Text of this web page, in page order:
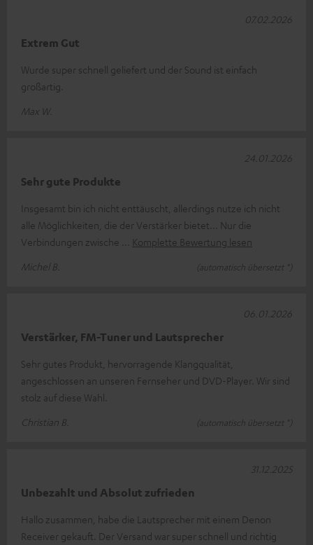
Extrem Gut
Wurde super schnell geliefert und der Sound ist einfach
großartig.
Max W.
07.02.2026
Sehr gute Produkte
Insgesamt bin ich nicht enttäuscht, allerdings nutze ich nicht
alle Möglichkeiten, die der Verstärker bietet... Nur die
Verbindungen zwische
Komplette Bewertung lesen
Michel B.
(automatisch übersetzt *)
24.01.2026
Verstärker, FM-Tuner und Lautsprecher
Sehr gutes Produkt, hervorragende Klangqualität,
angeschlossen an unseren Fernseher und DVD-Player. Wir sind
stolz auf diese Wahl.
Christian B.
(automatisch übersetzt *)
06.01.2026
Unbezahlt und Absolut zufrieden
Hallo zusammen, habe die Lautsprecher mit einem Denon
Receiver gekauft. Der Versand war super schnell und richtig
31.12.2025